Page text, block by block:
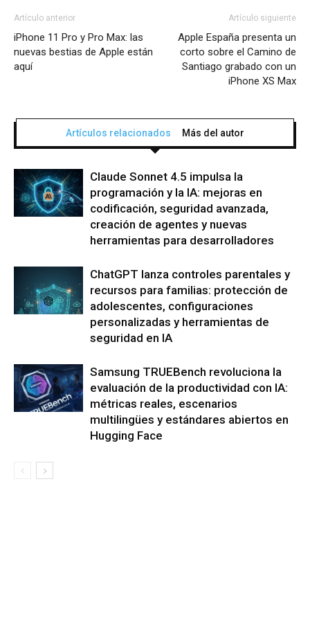
Artículo anterior
iPhone 11 Pro y Pro Max: las
nuevas bestias de Apple están
aquí
Artículo siguiente
Apple España presenta un
corto sobre el Camino de
Santiago grabado con un
iPhone XS Max
Artículos relacionados Más del autor
Claude Sonnet 4.5 impulsa la
programación y la IA: mejoras en
codificación, seguridad avanzada,
creación de agentes y nuevas
herramientas para desarrolladores
ChatGPT lanza controles parentales y
recursos para familias: protección de
adolescentes, configuraciones
personalizadas y herramientas de
seguridad en IA
Samsung TRUEBench revoluciona la
evaluación de la productividad con IA:
métricas reales, escenarios
multilingües y estándares abiertos en
Hugging Face